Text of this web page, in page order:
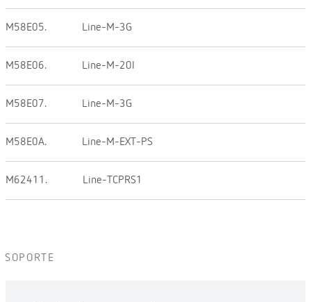
M58E05. Line-M-3G
M58E06. Line-M-20I
M58E07. Line-M-3G
M58E0A. Line-M-EXT-PS
M62411. Line-TCPRS1
SOPORTE